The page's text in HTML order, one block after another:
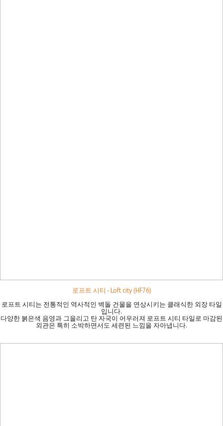
로프트 시티 - Loft city (HF76)
로프트 시티는 전통적인 역사적인 벽돌 건물을 연상시키는 클래식한 외장 타일
입니다.
다양한 붉은색 음영과 그을리고 탄 자국이 어우러져 로프트 시티 타일로 마감된
외관은 특히 소박하면서도 세련된 느낌을 자아냅니다.